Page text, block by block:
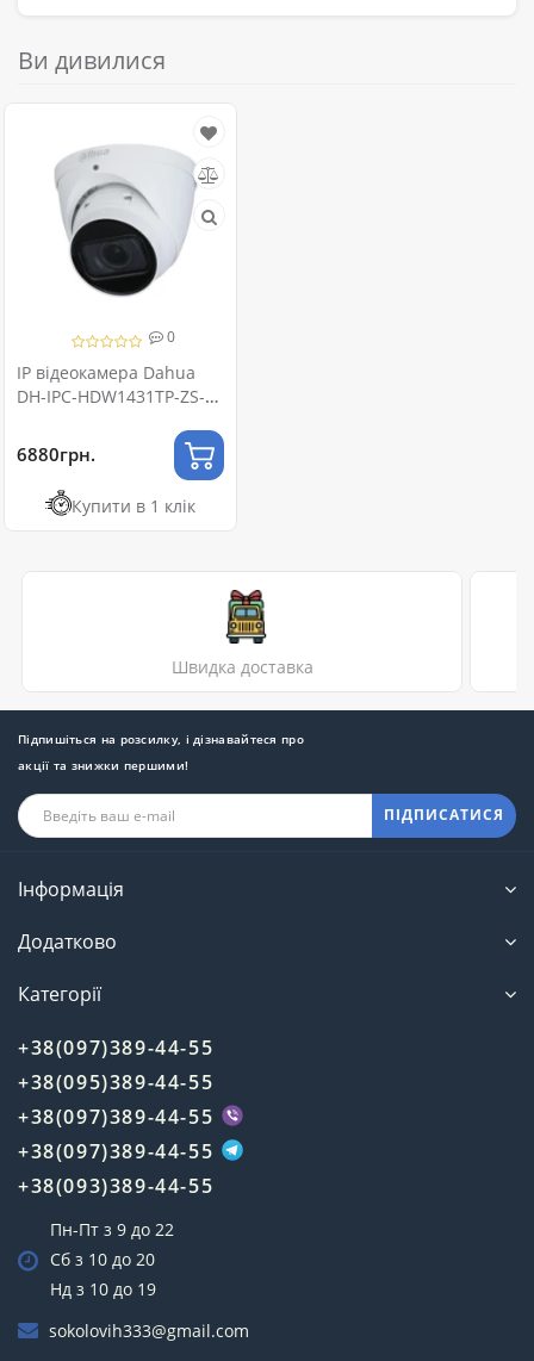
Ви дивилися
0
IP відеокамера Dahua
DH-IPC-HDW1431TP-ZS-
6880грн.
Купити в 1 клік
Швидка доставка
Підпишіться на розсилку, і дізнавайтеся про
акції та знижки першими!
ПІДПИСАТИСЯ
Інформація
Додатково
Категорії
+38(097)389-44-55
+38(095)389-44-55
+38(097)389-44-55
+38(097)389-44-55
+38(093)389-44-55
Пн-Пт з 9 до 22
Сб з 10 до 20
Нд з 10 до 19
sokolovih333@gmail.com